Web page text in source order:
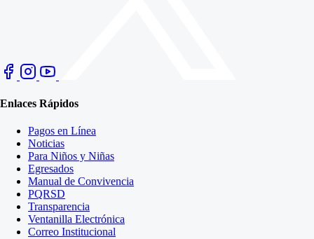
Enlaces Rápidos
Pagos en Línea
Noticias
Para Niños y Niñas
Egresados
Manual de Convivencia
PQRSD
Transparencia
Ventanilla Electrónica
Correo Institucional